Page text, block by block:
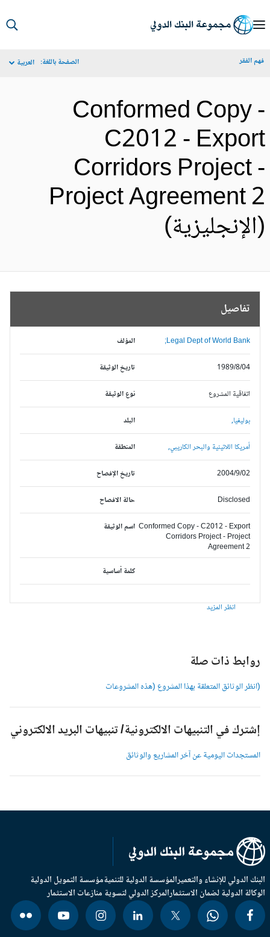
الفقر الصفحة باللغة: العربية
Conformed Copy
C2012 -
Corridors Project
Project Agreement
تفاصيل
المؤلف Legal Dept of World Bank;
تاريخ الوثيقة 1989/8/04
نوع الوثيقة اتفاقية المشروع
البلد بوليفيا,
المنطقة أمريكا اللاتينية والبحر الكاريبي,
تاريخ الإفصاح 2004/9/02
حالة الافصاح Disclosed
اسم الوثيقة Conformed Copy - C2012 - Export
Corridors Project - Project
Agreement 2
كلمة أساسية
انظر المزيد
روابط ذات صلة
(انظر الوثائق المتعلقة بهذا المشروع (هذه المشروعات
إشترك في التنبيهات الالكترونية/ تنبيهات البريد الالكتروني
المستجدات اليومية عن آخر المشاريع والوثائق
الدولي للإنشاء والتعميرالمؤسسة الدولية للتنميةمؤسسة التمويل الدولية
الدولية لضمان الاستثمارالمركز الدولي لتسوية منازعات الاستثمار